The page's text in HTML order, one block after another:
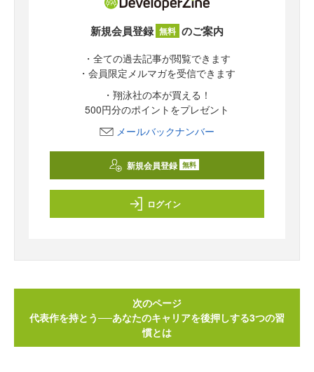
新規会員登録 無料 のご案内
・全ての過去記事が閲覧できます
・会員限定メルマガを受信できます
・翔泳社の本が買える！
500円分のポイントをプレゼント
メールバックナンバー
新規会員登録 無料
ログイン
次のページ
代表作を持とう──あなたのキャリアを後押しする3つの習
慣とは